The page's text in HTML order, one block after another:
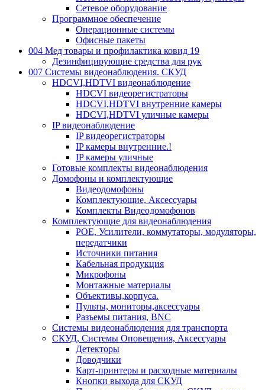
Сетевое оборудование
Программное обеспечение
Операционные системы
Офисные пакеты
004 Мед товары и профилактика ковид 19
Дезинфицирующие средства для рук
007 Системы видеонаблюдения. СКУД
HDCVI,HDTVI видеонаблюдение
HDCVI видеорегистраторы
HDCVI,HDTVI внутренние камеры
HDCVI,HDTVI уличные камеры
IP видеонаблюдение
IP видеорегистраторы
IP камеры внутренние.!
IP камеры уличные
Готовые комплекты видеонаблюдения
Домофоны и комплектующие
Видеодомофоны
Комплектующие, Аксессуары
Комплекты Видеодомофонов
Комплектующие для видеонаблюдения
POE, Усилители, коммутаторы, модуляторы,
передатчики
Источники питания
Кабельная продукция
Микрофоны
Монтажные материалы
Объективы,корпуса.
Пульты, мониторы,аксессуары
Разъемы питания, BNC
Системы видеонаблюдения для транспорта
СКУД, Системы Оповещения, Аксессуары
Детекторы
Доводчики
Карт-принтеры и расходные материалы
Кнопки выхода для СКУД